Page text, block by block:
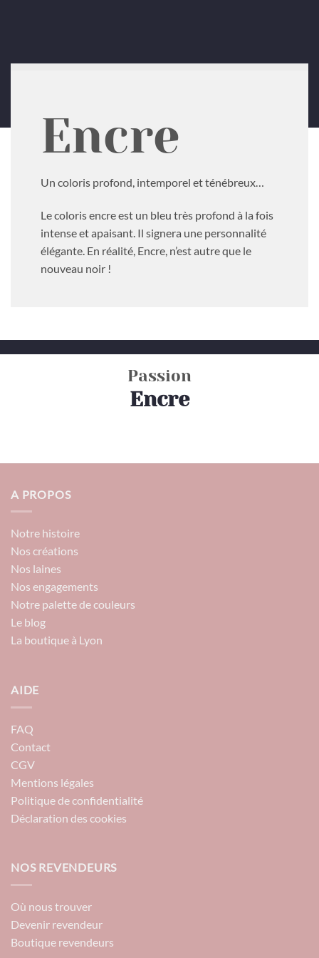
Encre
Un coloris profond, intemporel et ténébreux…
Le coloris encre est un bleu très profond à la fois
intense et apaisant. Il signera une personnalité
élégante. En réalité, Encre, n’est autre que le
nouveau noir !
Passion
Encre
A PROPOS
Notre histoire
Nos créations
Nos laines
Nos engagements
Notre palette de couleurs
Le blog
La boutique à Lyon
AIDE
FAQ
Contact
CGV
Mentions légales
Politique de confidentialité
Déclaration des cookies
NOS REVENDEURS
Où nous trouver
Devenir revendeur
Boutique revendeurs